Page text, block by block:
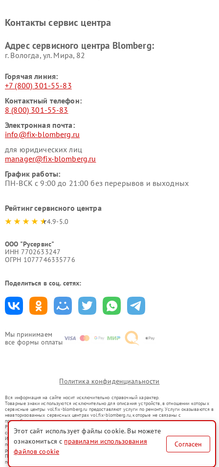
Мы принимаем
все формы оплаты
Контакты сервис центра
Адрес сервисного центра Blomberg:
г. Вологда, ул. Мира, 82
Горячая линия:
+7 (800) 301-55-83
Контактный телефон:
8 (800) 301-55-83
Электронная почта:
info@fix-blomberg.ru
для юридических лиц
manager@fix-blomberg.ru
График работы:
ПН-ВСК с 9:00 до 21:00 без перерывов и выходных
Рейтинг сервисного центра
4.9-5.0
ООО "Русервис"
ИНН 7702633247
ОГРН 1077746335776
Поделиться в соц. сетях:
Политика конфиденциальности
Вся информация на сайте носит исключительно справочный характер.
Товарные знаки используются исключительно для описания устройств, в отношении которых
сервисные центры vol.fix-blomberg.ru предоставляют услуги по ремонту. Услуги оказываются в
неавторизованных сервисных центрах vol.fix-blomberg.ru, которые не связаны с
правообладателями товарных знаков или их официальными представителями.
Ремонт осуществляется для устройств, уже введенных в гражданский оборот в соответствии
со статьей 1487 ГК РФ.
Использование товарных знаков не преследует цели индивидуализации услуг или введения
потребителей в заблуждение, а служит для информирования о предоставляемых услугах по
ремонту техники указанных брендов.
Представленная на сайте информация не является публичной офертой, определяемой
положениями Статьи 437(2) Гражданского кодекса РФ
Этот сайт использует файлы cookie. Вы можете
ознакомиться с правилами использования
файлов cookie
Согласен